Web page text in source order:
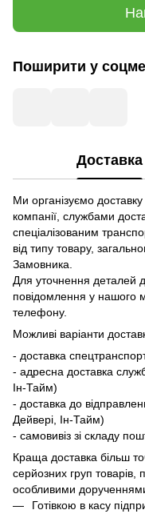
Поширити у
Доставка
Ми організуємо
компанії, службами
спеціалізованим
від типу товару,
Замовника.
Для уточнення деталей
повідомлення у нашого
телефону.
Можливі варіанти
- доставка
- адресна доставка
Ін-Тайм)
- доставка до
Дейвері, Ін-Тайм)
- самовивіз зі складу
Краща доставка більш
серйозних груп товарів,
особливими
Готівкою в касу